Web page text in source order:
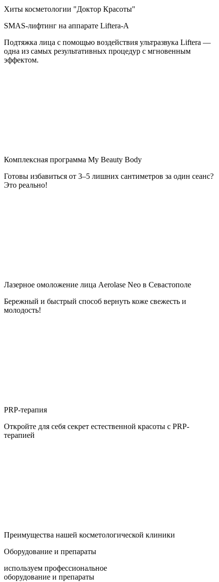
Хиты косметологии "Доктор Красоты"
SMAS-лифтинг на аппарате Liftera-A
Подтяжка лица с помощью воздействия ультразвука Liftera —
одна из самых результативных процедур с мгновенным
эффектом.
Комплексная программа My Beauty Body
Готовы избавиться от 3–5 лишних сантиметров за один сеанс?
Это реально!
Лазерное омоложение лица Aerolase Neo в Севастополе
Бережный и быстрый способ вернуть коже свежесть и
молодость!
PRP-терапия
Откройте для себя секрет естественной красоты с PRP-
терапией
Преимущества нашей косметологической клиники
Оборудование и препараты
используем профессиональное
оборудование и препараты